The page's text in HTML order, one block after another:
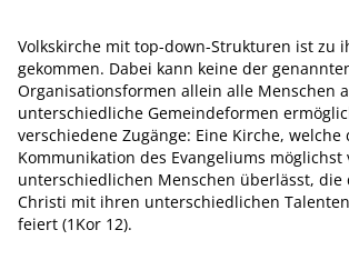
Volkskirche mit top-down-Strukturen ist zu
gekommen. Dabei kann keine der
Organisationsformen allein alle Menschen
unterschiedliche Gemeindeformen
verschiedene Zugänge: Eine Kirche, welche
Kommunikation des Evangeliums möglichst
unterschiedlichen Menschen überlässt, die
Christi mit ihren unterschiedlichen
feiert (1Kor 12).